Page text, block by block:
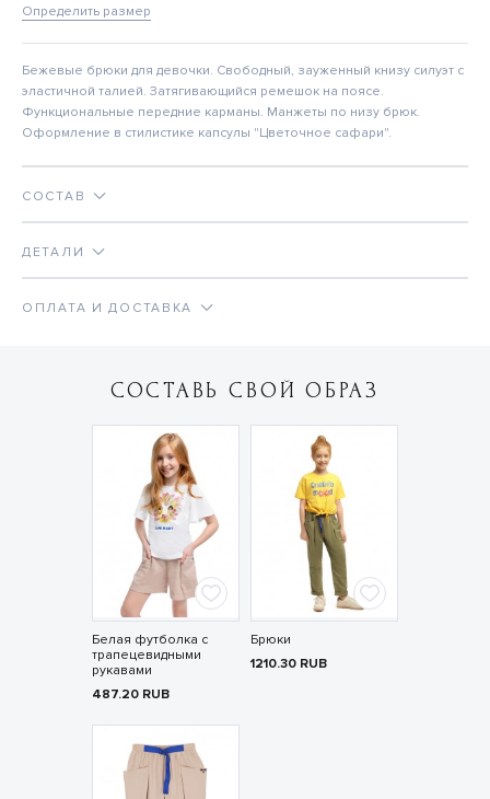
Определить размер
Бежевые брюки для девочки. Свободный, зауженный книзу силуэт с
эластичной талией. Затягивающийся ремешок на поясе.
Функциональные передние карманы. Манжеты по низу брюк.
Оформление в стилистике капсулы "Цветочное сафари".
СОСТАВ
ДЕТАЛИ
ОПЛАТА И ДОСТАВКА
СОСТАВЬ СВОЙ ОБРАЗ
Белая футболка с
трапецевидными
рукавами
487.20 RUB
Брюки
1210.30 RUB